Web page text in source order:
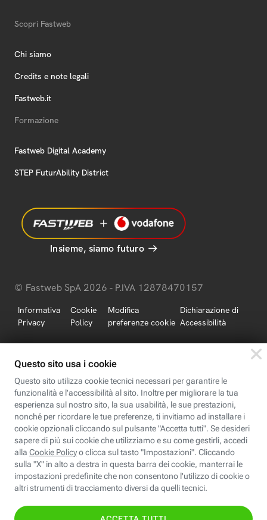
Scopri Fastweb
Chi siamo
Credits e note legali
Fastweb.it
Formazione
Fastweb Digital Academy
STEP FuturAbility District
Insieme, siamo futuro
© Fastweb SpA 2026 - P.IVA 12878470157
Informativa
Privacy
Cookie
Policy
Modifica
preferenze cookie
Dichiarazione di
Accessibilità